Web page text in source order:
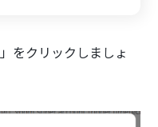
をクリックしましょ